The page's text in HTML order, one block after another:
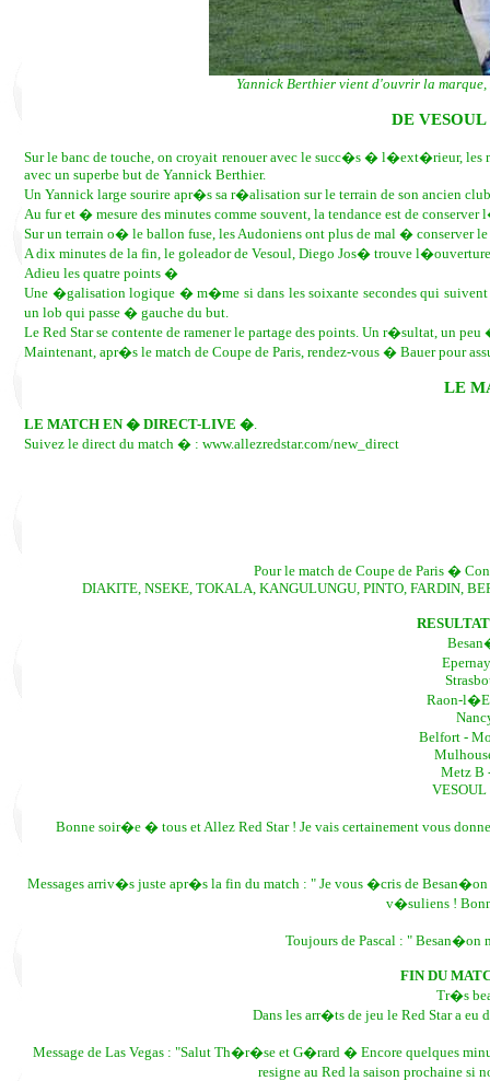
Yannick Berthier vient d'ouvrir la
DE
Sur le banc de touche, on croyait renouer avec le succ�s � l�ext�rieur,
avec un superbe but de Yannick Berthier.
Un Yannick large sourire apr�s sa r�alisation sur le terrain de son ancien
Au fur et � mesure des minutes comme souvent, la tendance est de
Sur un terrain o� le ballon fuse, les Audoniens ont plus de mal � conserver
A dix minutes de la fin, le goleador de Vesoul, Diego Jos� trouve
Adieu les quatre points �
Une �galisation logique � m�me si dans les soixante secondes qui
un lob qui passe � gauche du but.
Le Red Star se contente de ramener le partage des points. Un r�sultat, un
Maintenant, apr�s le match de Coupe de Paris, rendez-vous � Bauer pour
LE
LE MATCH EN � DIRECT-LIVE �
Suivez le direct du match � : www.allezredstar.com/new_direct
Pour le match de Coupe de Paris �
DIAKITE, NSEKE, TOKALA, KANGULUNGU, PINTO, FARDIN,
Raon-
Belfort -
Metz B
VESOUL
Bonne soir�e � tous et Allez Red Star ! Je vais certainement vous
Messages arriv�s juste apr�s la fin du match : " Je vous �cris de Besan�on
v�suliens !
Toujours de Pascal : "
FIN DU
Tr�s
Dans les arr�ts de jeu le Red Star a
Message de Las Vegas : "Salut Th�r�se et G�rard � Encore quelques
resigne au Red la saison prochaine si